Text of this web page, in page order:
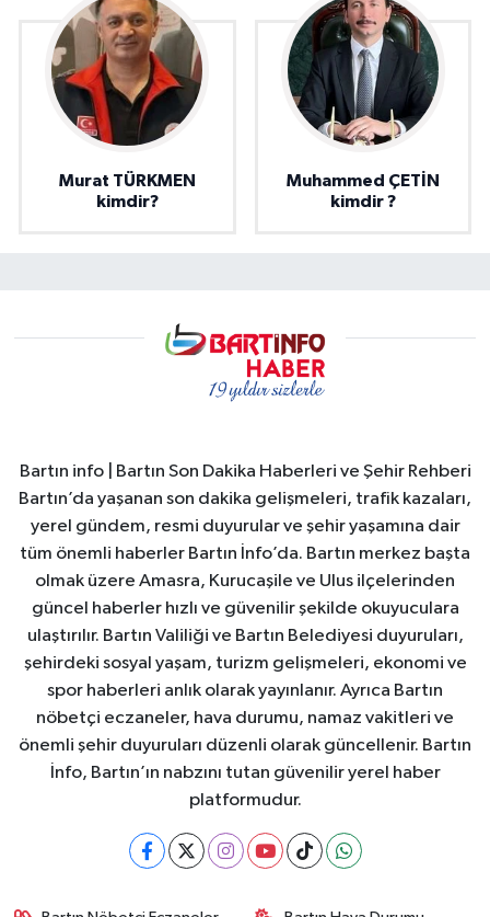
Murat TÜRKMEN
kimdir?
Muhammed ÇETİN
kimdir ?
Bartın info | Bartın Son Dakika Haberleri ve Şehir Rehberi
Bartın’da yaşanan son dakika gelişmeleri, trafik kazaları,
yerel gündem, resmi duyurular ve şehir yaşamına dair
tüm önemli haberler Bartın İnfo’da. Bartın merkez başta
olmak üzere Amasra, Kurucaşile ve Ulus ilçelerinden
güncel haberler hızlı ve güvenilir şekilde okuyuculara
ulaştırılır. Bartın Valiliği ve Bartın Belediyesi duyuruları,
şehirdeki sosyal yaşam, turizm gelişmeleri, ekonomi ve
spor haberleri anlık olarak yayınlanır. Ayrıca Bartın
nöbetçi eczaneler, hava durumu, namaz vakitleri ve
önemli şehir duyuruları düzenli olarak güncellenir. Bartın
İnfo, Bartın’ın nabzını tutan güvenilir yerel haber
platformudur.